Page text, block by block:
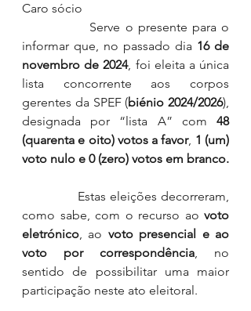
Caro sócio
Serve o presente para o
informar que, no passado dia 16 de
novembro de 2024, foi eleita a única
lista concorrente aos corpos
gerentes da SPEF (biénio 2024/2026),
designada por “lista A” com 48
(quarenta e oito) votos a favor, 1 (um)
voto nulo e 0 (zero) votos em branco.
Estas eleições decorreram,
como sabe, com o recurso ao voto
eletrónico, ao voto presencial e ao
voto por correspondência, no
sentido de possibilitar uma maior
participação neste ato eleitoral.